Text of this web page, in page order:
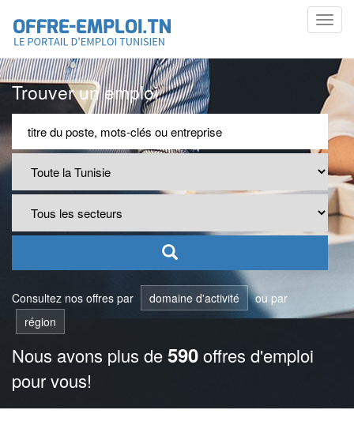
Trouver un emploi
Consultez nos offres par domaine d'activité
ou par
région
Nous avons plus de590offres d'emploi
pour vous!